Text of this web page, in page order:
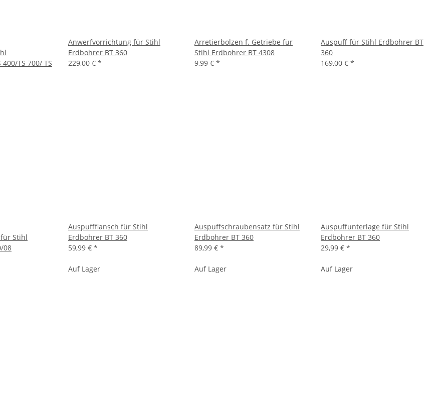
TS 700/ TS
Anwerfvorrichtung für Stihl
Erdbohrer BT 360
229,00 € *
Arretierbolzen f. Getriebe für
Stihl Erdbohrer BT 4308
9,99 € *
Auspuff für Stihl Erdbohrer BT
360
169,00 € *
Stihl
08
Auspuffflansch für Stihl
Erdbohrer BT 360
59,99 € *
Auspuffschraubensatz für Stihl
Erdbohrer BT 360
89,99 € *
Auspuffunterlage für Stihl
Erdbohrer BT 360
29,99 € *
Auf Lager Auf Lager Auf Lager